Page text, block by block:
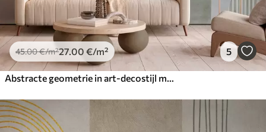
45.00€/m²27 .00 €/m² 5